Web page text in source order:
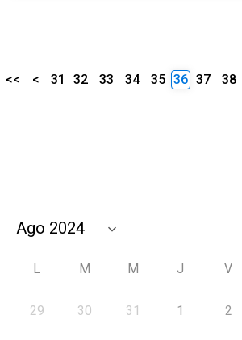
<< < 31 32 33 34 35 36 37 38
L M M J V
29 30 31 1 2